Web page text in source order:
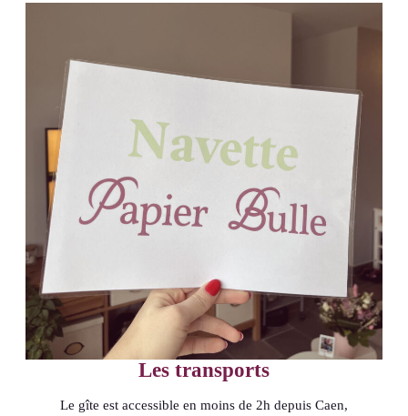
Les transports
Le gîte est accessible en moins de 2h depuis Caen,